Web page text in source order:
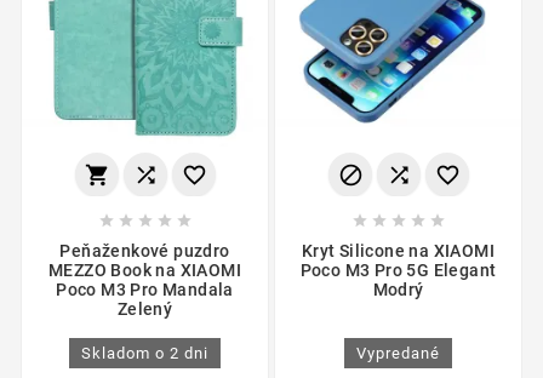
  
    
Peňaženkové puzdro
MEZZO Book na XIAOMI
Poco M3 Pro Mandala
Zelený
Skladom o 2 dni
  
    
Kryt Silicone na XIAOMI
Poco M3 Pro 5G Elegant
Modrý
Vypredané